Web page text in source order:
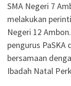
SMA Negeri 7
melakukan
Negeri 12
pengurus PaSKA
bersamaan
Ibadah Natal